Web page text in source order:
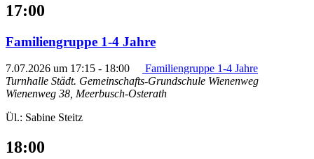
17:00
Familiengruppe 1-4 Jahre
7.07.2026 um 17:15 - 18:00
Familiengruppe 1-4 Jahre
Turnhalle Städt. Gemeinschafts-Grundschule Wienenweg
Wienenweg 38, Meerbusch-Osterath
Ül.: Sabine Steitz
18:00